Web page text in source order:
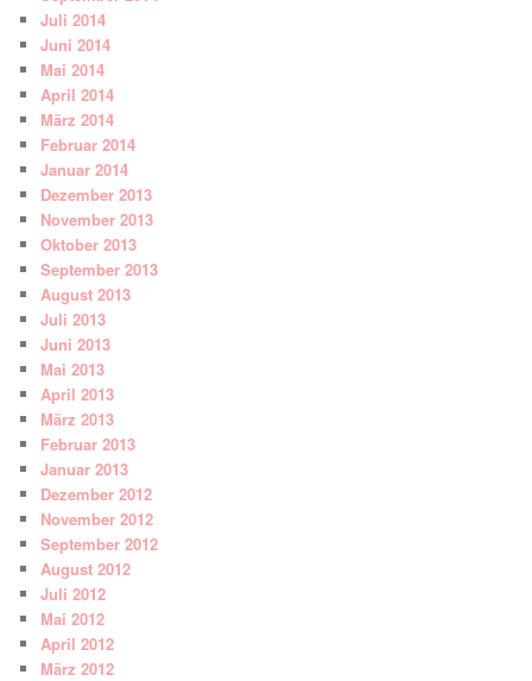
Juli 2014
Juni 2014
Mai 2014
April 2014
März 2014
Februar 2014
Januar 2014
Dezember 2013
November 2013
Oktober 2013
September 2013
August 2013
Juli 2013
Juni 2013
Mai 2013
April 2013
März 2013
Februar 2013
Januar 2013
Dezember 2012
November 2012
September 2012
August 2012
Juli 2012
Mai 2012
April 2012
März 2012